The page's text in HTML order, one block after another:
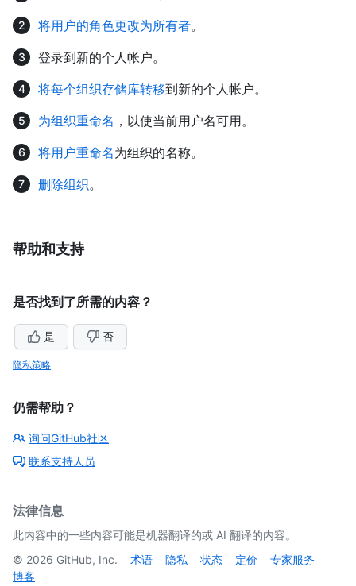
将用户的角色更改为所有者。
登录到新的个人帐户。
将每个组织存储库转移到新的个人帐户。
为组织重命名 ，以使当前用户名可用。
将用户重命名为组织的名称。
删除组织。
帮助和支持
是否找到了所需的内容？
是 否
隐私策略
仍需帮助？
询问GitHub社区
联系支持人员
法律信息
此内容中的一些内容可能是机器翻译的或 AI 翻译的内容。
© 2026 GitHub, Inc. 术语 隐私 状态 定价
专家服务
博客